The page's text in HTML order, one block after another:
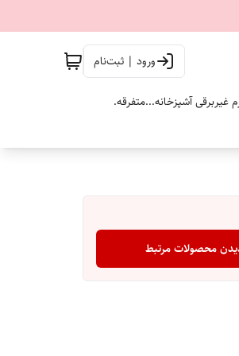
ورود | ثبت‌نام
غیربرقی آشپزخانه...متفرقه.
محصولات مرتبط